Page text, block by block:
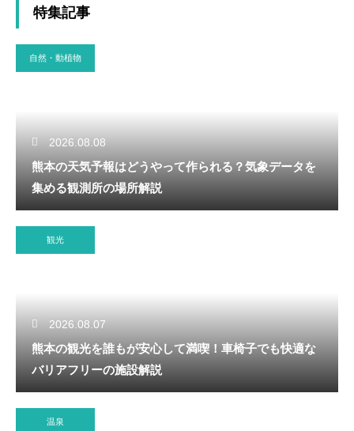
特集記事
自然・動植物
2026.08.08
熊本の天気予報はどうやって作られる？気象データを
集める観測所の場所解説
観光
2026.08.07
熊本の観光を誰もが安心して満喫！車椅子でも快適な
バリアフリーの施設解説
温泉